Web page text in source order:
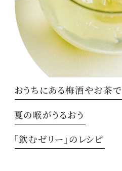
おうちにある梅酒やお茶で
夏の喉がうるおう
「飲むゼリー」のレシピ